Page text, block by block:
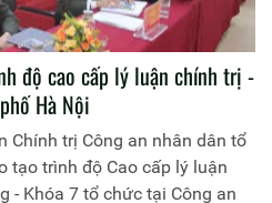
độ cao cấp lý luận chính trị -
Hà Nội
Chính trị Công an nhân dân tổ
tạo trình độ Cao cấp lý luận
- Khóa 7 tổ chức tại Công an